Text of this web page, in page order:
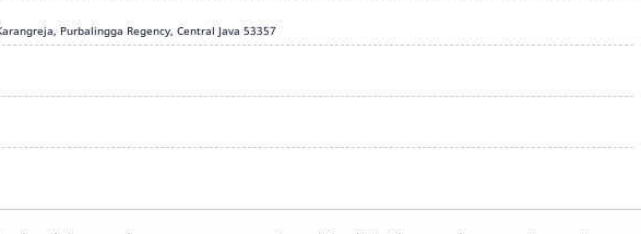
Purbalingga Regency, Central Java 53357